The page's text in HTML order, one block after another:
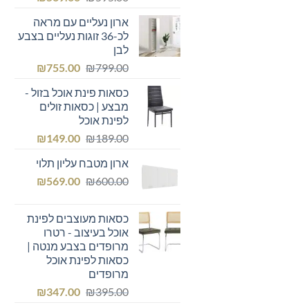
היה:
₪595.00.
הוא:
₪569.00.
ארון נעליים עם מראה
לכ-36 זוגות נעליים בצבע
לבן
₪799.00
המחיר
היה:
₪799.00.
₪755.00
המחיר
הוא:
כסאות פינת אוכל בזול -
מבצע | כסאות זולים
לפינת אוכל
₪189.00
המחיר
היה:
₪189.00.
₪149.00
המחיר
הוא:
₪149.00.
ארון מטבח עליון תלוי
₪600.00
המחיר
₪600.00.
₪569.00
המחיר
₪569.00.כסאות מעוצבים לפינת
אוכל בעיצוב - רטרו
מרופדים בצבע מנטה |
כסאות לפינת אוכל
מרופדים
₪395.00
המחיר ₪347.00
המחיר